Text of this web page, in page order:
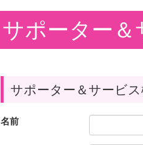
サポーター＆
サポーター＆サービス
名前